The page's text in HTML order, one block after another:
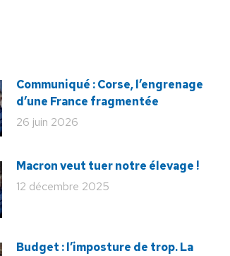
Communiqué : Corse, l’engrenage
d’une France fragmentée
26 juin 2026
Macron veut tuer notre élevage !
12 décembre 2025
Budget : l’imposture de trop. La